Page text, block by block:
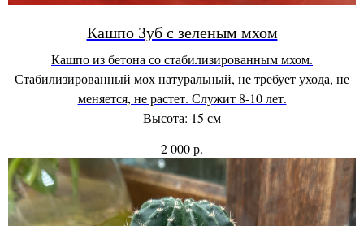
Кашпо Зуб с зеленым мхом
Кашпо из бетона со стабилизированным мхом.
Стабилизированный мох натуральный, не требует ухода, не
меняется, не растет. Служит 8-10 лет.
Высота: 15 см
2 000р.